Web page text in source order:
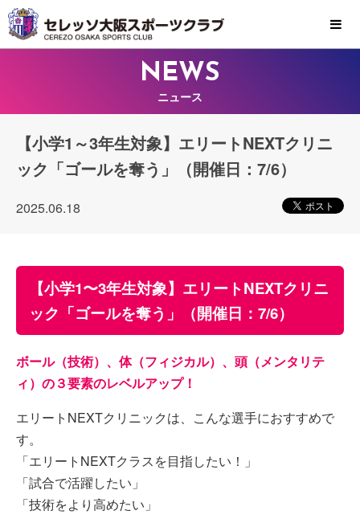
MENU
NEWS
ニュース
【小学1～3年生対象】エリートNEXTクリニ
ック「ゴールを奪う」（開催日：7/6）
2025.06.18
【小学1〜3年生対象】エリートNEXTクリニ
ック「ゴールを奪う」（開催日：7/6）
ボール（技術）、体（フィジカル）、頭（メンタリテ
ィ）の３要素のレベルアップ！
エリートNEXTクリニックは、こんな選手におすすめで
す。
「エリートNEXTクラスを目指したい！」
「試合で活躍したい」
「技術をより高めたい」